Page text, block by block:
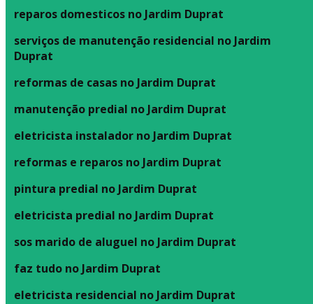
reparos domesticos no Jardim Duprat
serviços de manutenção residencial no Jardim
Duprat
reformas de casas no Jardim Duprat
manutenção predial no Jardim Duprat
eletricista instalador no Jardim Duprat
reformas e reparos no Jardim Duprat
pintura predial no Jardim Duprat
eletricista predial no Jardim Duprat
sos marido de aluguel no Jardim Duprat
faz tudo no Jardim Duprat
eletricista residencial no Jardim Duprat